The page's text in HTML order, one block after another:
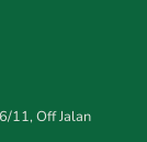
11, Off Jalan